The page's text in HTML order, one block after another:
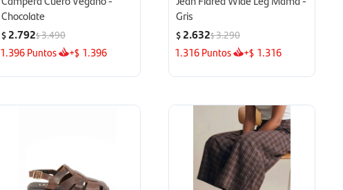
Chocolate
$2.792$3.490
1.396Puntos +$ 1.396
Gris
$2.632$3.290
1.316Puntos +$ 1.316